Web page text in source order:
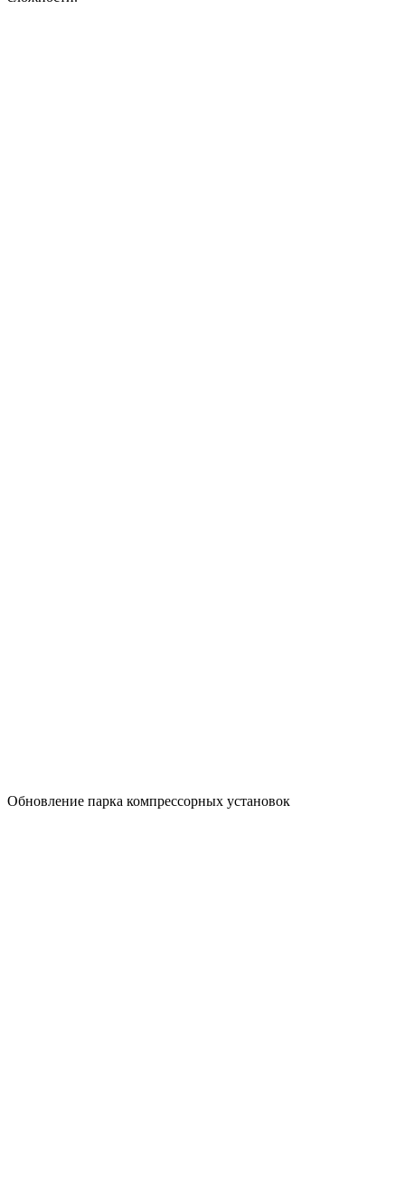
Обновление парка компрессорных установок